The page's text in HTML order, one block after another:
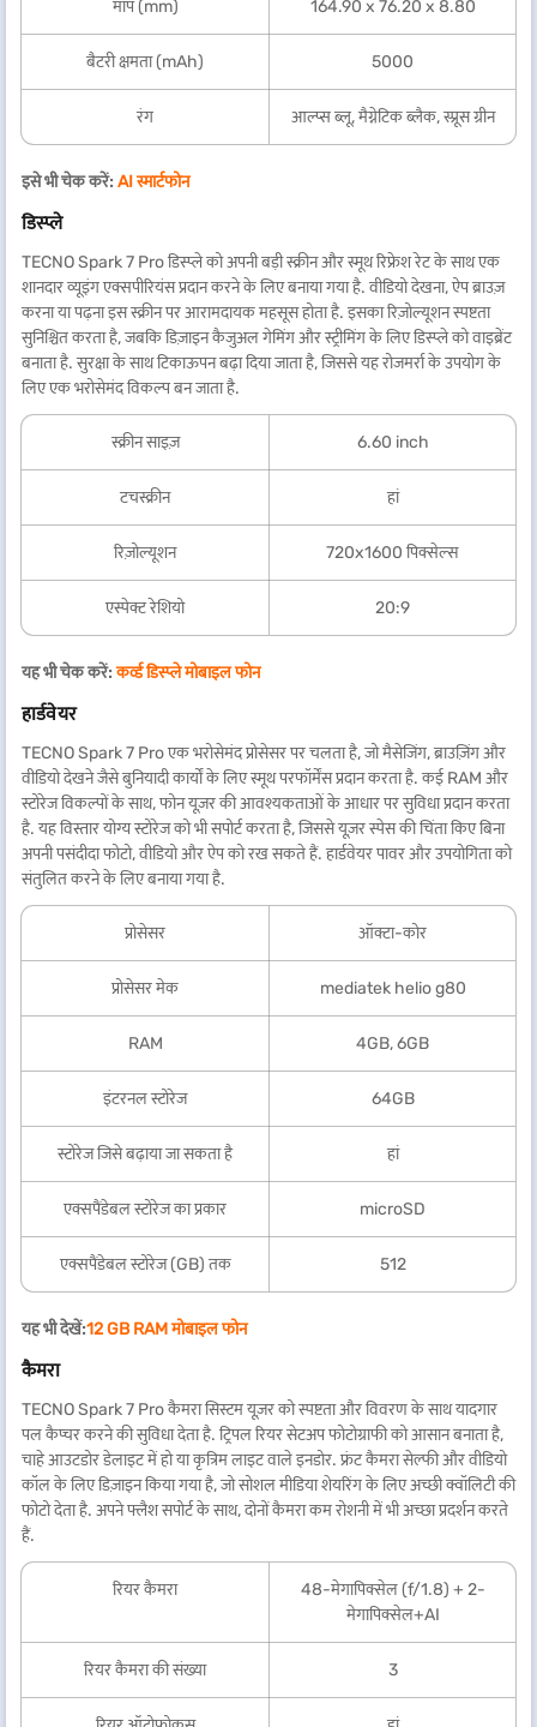
माप (mm) 164.90 x 76.20 x 8.80
बैटरी क्षमता (mAh) 5000
रंग आल्प्स ब्लू, मैग्नेटिक ब्लैक, स्प्रूस ग्रीन
इसे भी चेक करें: AI स्मार्टफोन
डिस्प्ले
TECNO Spark 7 Pro डिस्प्ले को अपनी बड़ी स्क्रीन और स्मूथ रिफ्रेश रेट के साथ एक
शानदार व्यूइंग एक्सपीरियंस प्रदान करने के लिए बनाया गया है. वीडियो देखना, ऐप ब्राउज़
करना या पढ़ना इस स्क्रीन पर आरामदायक महसूस होता है. इसका रिज़ोल्यूशन स्पष्टता
सुनिश्चित करता है, जबकि डिज़ाइन कैजुअल गेमिंग और स्ट्रीमिंग के लिए डिस्प्ले को वाइब्रेंट
बनाता है. सुरक्षा के साथ टिकाऊपन बढ़ा दिया जाता है, जिससे यह रोजमर्रा के उपयोग के
लिए एक भरोसेमंद विकल्प बन जाता है.
स्क्रीन साइज़ 6.60 inch
टचस्क्रीन हां
रिज़ोल्यूशन 720x1600 पिक्सेल्स
एस्पेक्ट रेशियो 20:9
यह भी चेक करें:कर्व्ड डिस्प्ले मोबाइल फोन
हार्डवेयर
TECNO Spark 7 Pro एक भरोसेमंद प्रोसेसर पर चलता है, जो मैसेजिंग, ब्राउज़िंग और
वीडियो देखने जैसे बुनियादी कार्यों के लिए स्मूथ परफॉर्मेंस प्रदान करता है. कई RAM और
स्टोरेज विकल्पों के साथ, फोन यूज़र की आवश्यकताओं के आधार पर सुविधा प्रदान करता
है. यह विस्तार योग्य स्टोरेज को भी सपोर्ट करता है, जिससे यूज़र स्पेस की चिंता किए बिना
अपनी पसंदीदा फोटो, वीडियो और ऐप को रख सकते हैं. हार्डवेयर पावर और उपयोगिता को
संतुलित करने के लिए बनाया गया है.
प्रोसेसर ऑक्टा-कोर
प्रोसेसर मेक mediatek helio g80
RAM 4GB, 6GB
इंटरनल स्टोरेज 64GB
स्टोरेज जिसे बढ़ाया जा सकता है हां
एक्सपैंडेबल स्टोरेज का प्रकार microSD
एक्सपैंडेबल स्टोरेज (GB) तक 512
यह भी देखें:12 GB RAM मोबाइल फोन
कैमरा
TECNO Spark 7 Pro कैमरा सिस्टम यूज़र को स्पष्टता और विवरण के साथ यादगार
पल कैप्चर करने की सुविधा देता है. ट्रिपल रियर सेटअप फोटोग्राफी को आसान बनाता है,
चाहे आउटडोर डेलाइट में हो या कृत्रिम लाइट वाले इनडोर. फ्रंट कैमरा सेल्फी और वीडियो
कॉल के लिए डिज़ाइन किया गया है, जो सोशल मीडिया शेयरिंग के लिए अच्छी क्वॉलिटी की
फोटो देता है. अपने फ्लैश सपोर्ट के साथ, दोनों कैमरा कम रोशनी में भी अच्छा प्रदर्शन करते
हैं.
रियर कैमरा
48-मेगापिक्सेल (f/1.8) + 2-
मेगापिक्सेल+AI
रियर कैमरा की संख्या 3